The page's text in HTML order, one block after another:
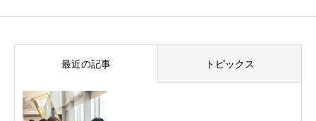
最近の記事 トピックス